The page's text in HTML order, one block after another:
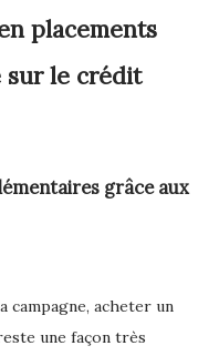
placements
sur le crédit
grâce aux
campagne, acheter un
une façon très